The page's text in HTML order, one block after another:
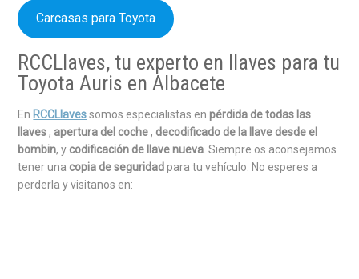
Carcasas para Toyota
RCCLlaves, tu experto en llaves para tu
Toyota Auris en Albacete
En RCCLlavessomos especialistas enpérdida de todas las
llaves, apertura del coche, decodificado de la llave desde el
bombin, y codificación de llave nueva . Siempre os aconsejamos
tener una copia de seguridadpara tu vehículo. No esperes a
perderla y visitanos en: